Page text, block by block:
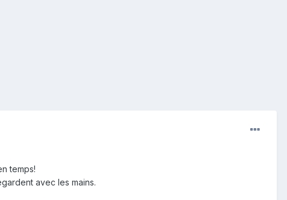
temps!
avec les mains.